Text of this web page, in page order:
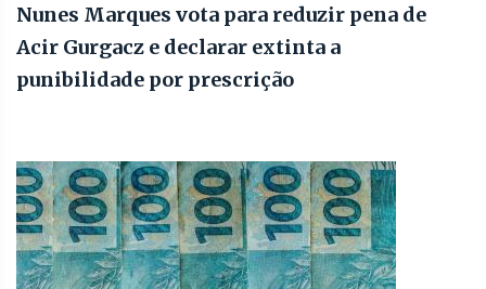
Nunes Marques vota para reduzir pena de
Acir Gurgacz e declarar extinta a
punibilidade por prescrição